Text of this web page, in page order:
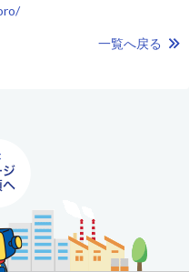
一覧へ戻る